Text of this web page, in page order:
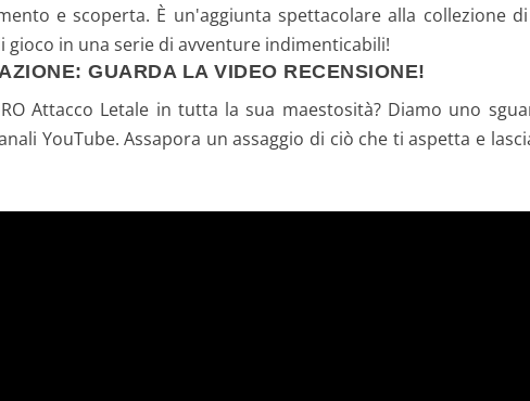
e scoperta. È un'aggiunta spettacolare alla collezione
in una serie di avventure indimenticabili!
GUARDA LA VIDEO RECENSIONE!
Attacco Letale in tutta la sua maestosità? Diamo uno
YouTube. Assapora un assaggio di ciò che ti aspetta e